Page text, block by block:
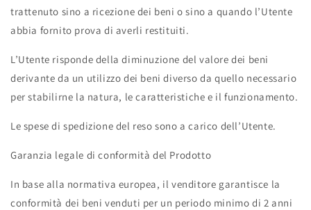
trattenuto sino a ricezione dei beni o sino a quando l’Utente
abbia fornito prova di averli restituiti.
L’Utente risponde della diminuzione del valore dei beni
derivante da un utilizzo dei beni diverso da quello necessario
per stabilirne la natura, le caratteristiche e il funzionamento.
Le spese di spedizione del reso sono a carico dell’Utente.
Garanzia legale di conformità del Prodotto
In base alla normativa europea, il venditore garantisce la
conformità dei beni venduti per un periodo minimo di 2 anni